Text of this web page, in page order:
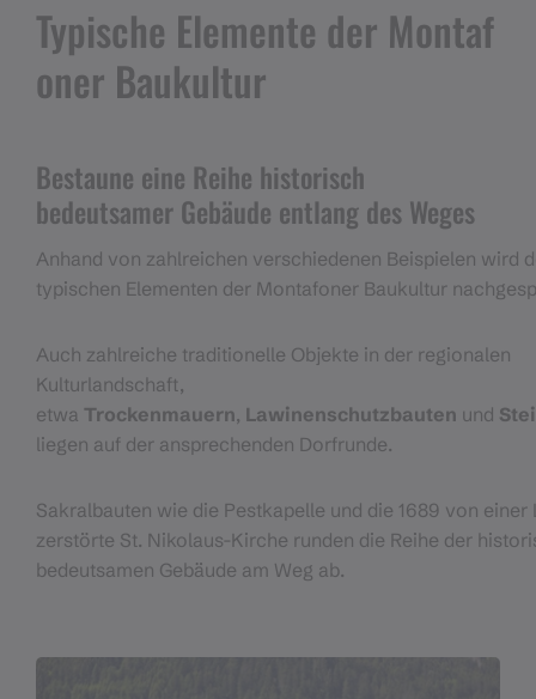
Typische Elemente der Montaf
oner Baukultur
Bestaune eine Reihe historisch
bedeutsamer Gebäude entlang des Weges
Anhand von zahlreichen verschiedenen Beispielen wird
typischen Elementen der Montafoner Baukultur
Auch zahlreiche traditionelle Objekte in der regionalen
Kulturlandschaft,
etwa Trockenmauern, Lawinenschutzbauten und
liegen auf der ansprechenden Dorfrunde.
Sakralbauten wie die Pestkapelle und die 1689 von einer
zerstörte St. Nikolaus-Kirche runden die Reihe der
bedeutsamen Gebäude am Weg ab.